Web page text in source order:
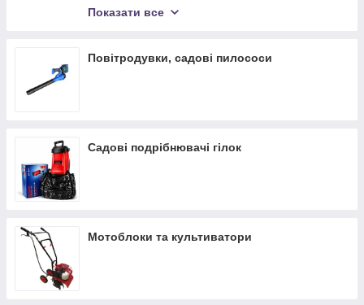
Тачки садово-будівельні
Двигуни
Показати все
Повітродувки, садові пилососи
Садові подрібнювачі гілок
Мотоблоки та культиватори